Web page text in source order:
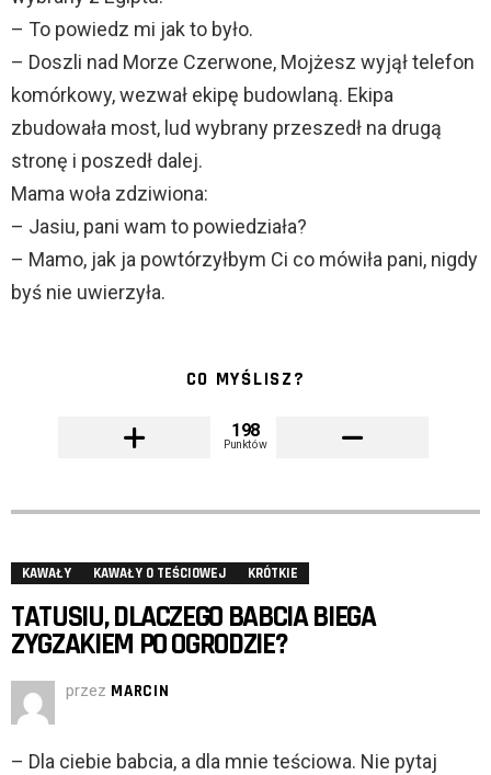
– To powiedz mi jak to było.
– Doszli nad Morze Czerwone, Mojżesz wyjął telefon
komórkowy, wezwał ekipę budowlaną. Ekipa
zbudowała most, lud wybrany przeszedł na drugą
stronę i poszedł dalej.
Mama woła zdziwiona:
– Jasiu, pani wam to powiedziała?
– Mamo, jak ja powtórzyłbym Ci co mówiła pani, nigdy
byś nie uwierzyła.
CO MYŚLISZ?
198
Punktów
KAWAŁY KAWAŁY O TEŚCIOWEJ KRÓTKIE
TATUSIU, DLACZEGO BABCIA BIEGA
ZYGZAKIEM PO OGRODZIE?
przez MARCIN
– Dla ciebie babcia, a dla mnie teściowa. Nie pytaj